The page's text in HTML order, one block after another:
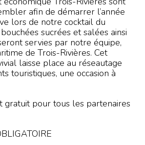
afin de démarrer l’année
lors de notre cocktail du
sucrées et salées ainsi
servies par notre équipe,
de Trois-Rivières. Cet
laisse place au réseautage
touristiques, une occasion à
gratuit pour tous les partenaires